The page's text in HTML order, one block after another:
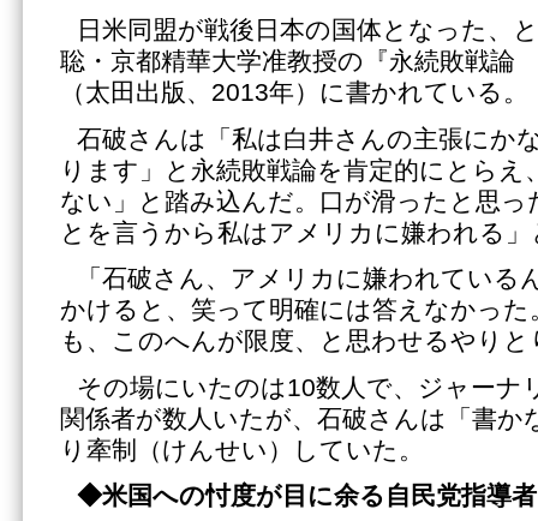
日米同盟が戦後日本の国体となった、
聡・京都精華大学准教授の『永続敗戦
（太田出版、2013年）に書かれている。
石破さんは「私は白井さんの主張にか
ります」と永続敗戦論を肯定的にとらえ
ない」と踏み込んだ。口が滑ったと思
とを言うから私はアメリカに嫌われる
「石破さん、アメリカに嫌われている
かけると、笑って明確には答えなかっ
も、このへんが限度、と思わせるやり
その場にいたのは10数人で、ジャーナ
関係者が数人いたが、石破さんは「書か
り牽制（けんせい）していた。
◆米国への忖度が目に余る自民党指導者